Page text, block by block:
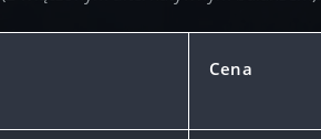
Cena